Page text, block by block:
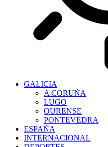
GALICIA
A CORUÑA
LUGO
OURENSE
PONTEVEDRA
ESPAÑA
INTERNACIONAL